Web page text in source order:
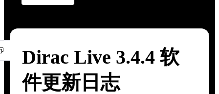
Dirac Live 3.4.4 软
件更新日志